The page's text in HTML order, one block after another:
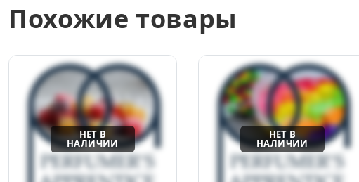
Похожие товары